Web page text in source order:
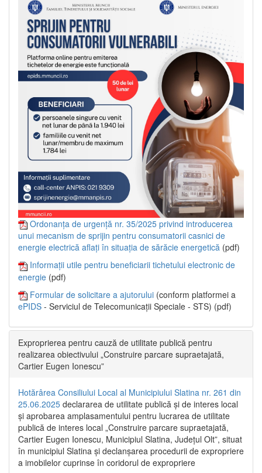
Ordonanța de urgență nr. 35/2025 privind introducerea
unui mecanism de sprijin pentru consumatorii casnici de
energie electrică aflați în situația de sărăcie energetică (pdf)
Informații utile pentru beneficiarii tichetului electronic de
energie (pdf)
Formular de solicitare a ajutorului (conform platformei a
ePIDS - Serviciul de Telecomunicații Speciale - STS) (pdf)
Exproprierea pentru cauză de utilitate publică pentru
realizarea obiectivului „Construire parcare supraetajată,
Cartier Eugen Ionescu”
Hotărârea Consiliului Local al Municipiului Slatina nr. 261 din
25.06.2025 declararea de utilitate publică și de interes local
și aprobarea amplasamentului pentru lucrarea de utilitate
publică de interes local „Construire parcare supraetajată,
Cartier Eugen Ionescu, Municipiul Slatina, Județul Olt”, situat
în municipiul Slatina și declanșarea procedurii de expropriere
a imobilelor cuprinse în coridorul de expropriere